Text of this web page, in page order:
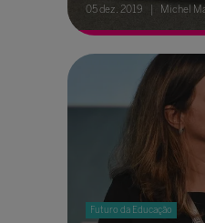
05 dez. 2019 Michel
Futuro da Educação